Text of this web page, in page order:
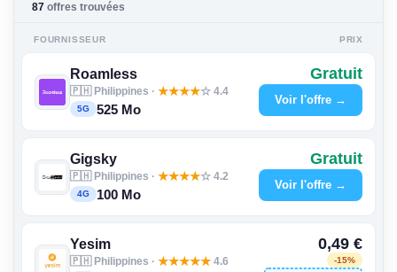
87 offres trouvées
FOURNISSEUR PRIX
Roamless
🇵🇭 Philippines · ★★★★☆ 4.4
5G 525 Mo
Gratuit
Voir l'offre →
Gigsky
🇵🇭 Philippines · ★★★★☆ 4.2
4G 100 Mo
Gratuit
Voir l'offre →
Yesim
🇵🇭 Philippines · ★★★★★ 4.6
0,49 €
-15%